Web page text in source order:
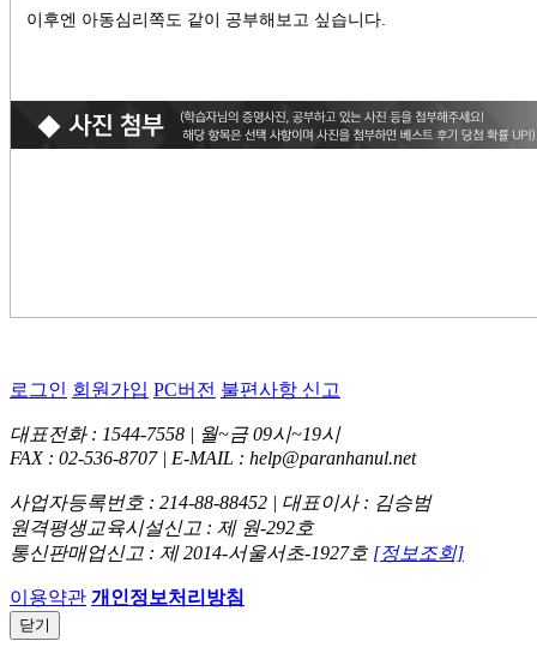
이후엔 아동심리쪽도 같이 공부해보고 싶습니다.
로그인 회원가입 PC버전 불편사항 신고
대표전화 : 1544-7558 | 월~금 09시~19시
FAX : 02-536-8707 | E-MAIL : help@paranhanul.net
사업자등록번호 : 214-88-88452 | 대표이사 : 김승범
원격평생교육시설신고 : 제 원-292호
통신판매업신고 : 제 2014-서울서초-1927호 [정보조회]
이용약관 개인정보처리방침
닫기